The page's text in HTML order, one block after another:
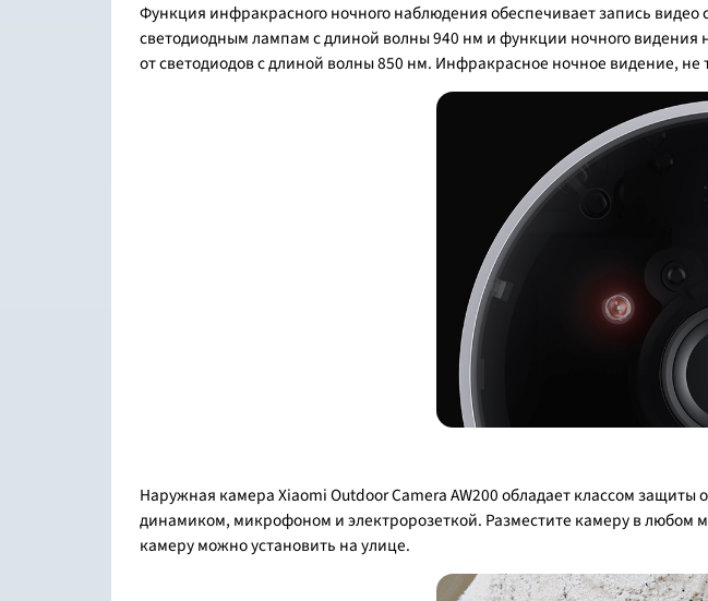
Функция инфракрасного ночного наблюдения обеспечивает запись
светодиодным лампам с длиной волны 940 нм и функции ночного видения
от светодиодов с длиной волны 850 нм. Инфракрасное ночное видение,
Наружная камера Xiaomi Outdoor Camera AW200 обладает классом
динамиком, микрофоном и электророзеткой. Разместите камеру в любом
камеру можно установить на улице.